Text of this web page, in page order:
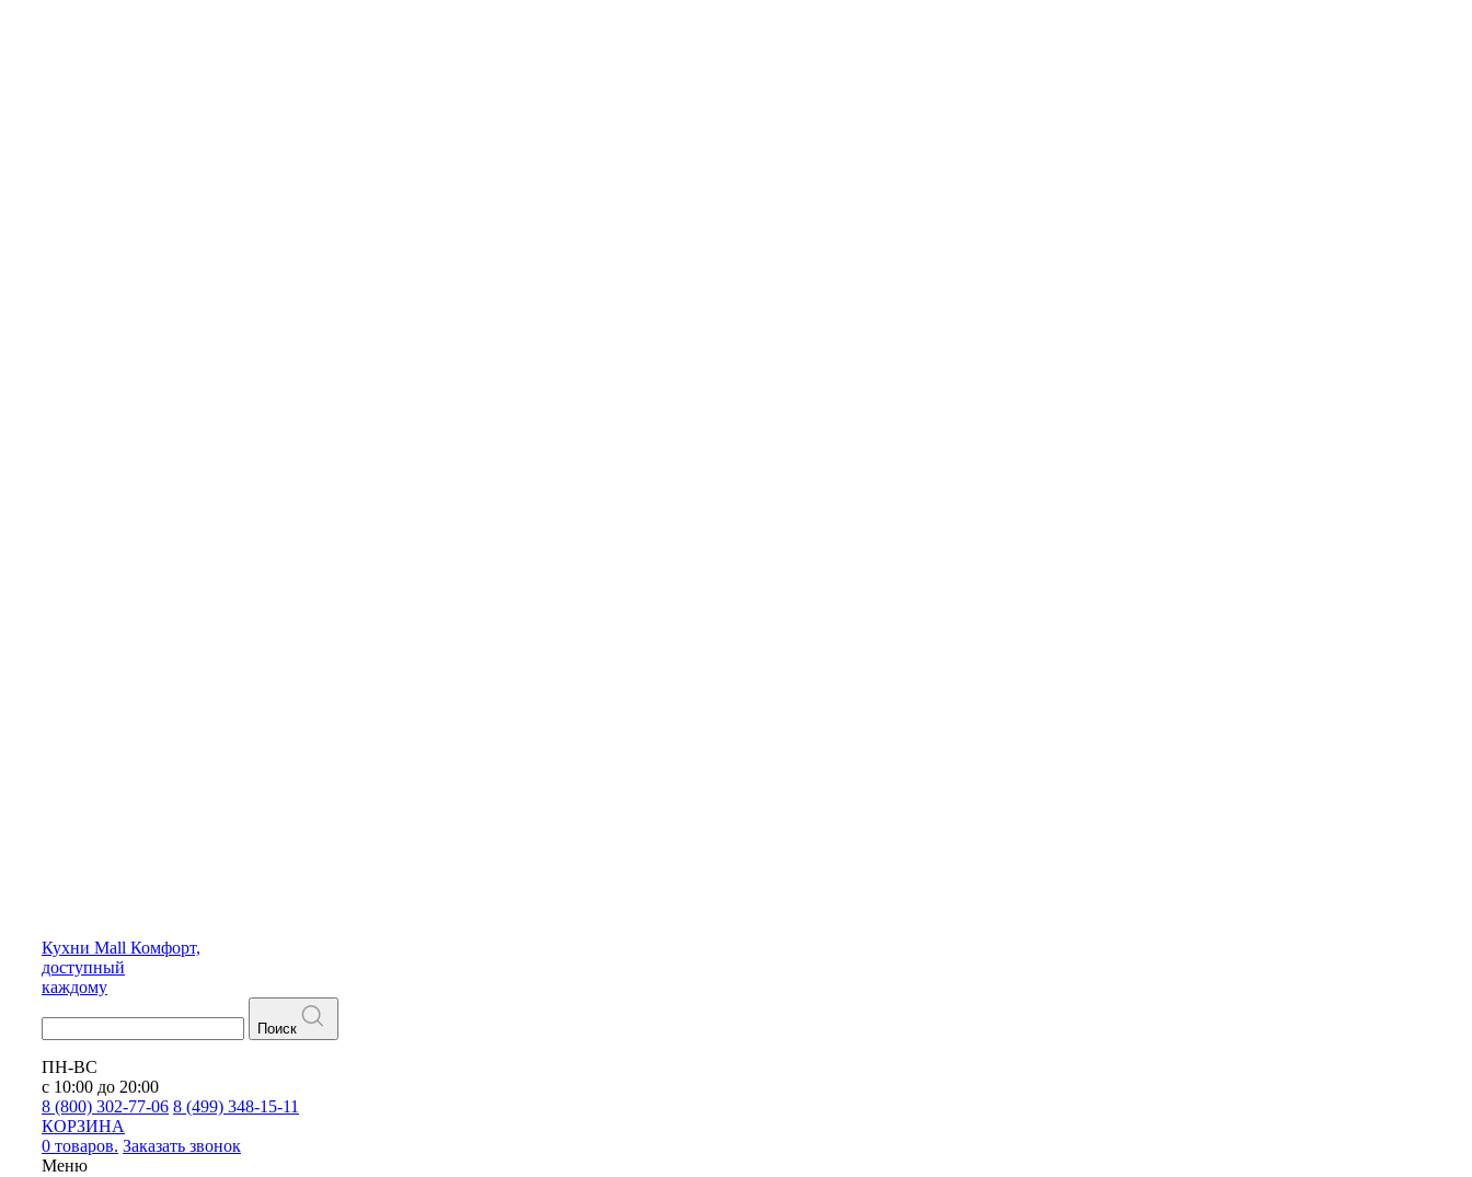
Кухни Mall Комфорт,
доступный
каждому
Поиск
ПН-ВС
с 10:00 до 20:00
8 (800) 302-77-06 8 (499) 348-15-11
КОРЗИНА
0 товаров. Заказать звонок
Меню